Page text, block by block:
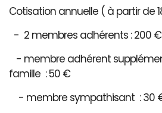
Cotisation annuelle ( à partir de
- 2 membres adhérents : 200 €
- membre adhérent
famille : 50 €
- membre sympathisant : 30